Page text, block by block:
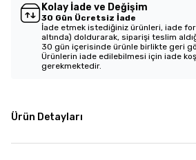
Kolay İade ve Değişim
30 Gün Ücretsiz İade
İade etmek istediğiniz ürünleri, iade
altında) doldurarak, siparişi teslim
30 gün içerisinde ürünle birlikte geri
Ürünlerin iade edilebilmesi için iade
gerekmektedir.
Ürün Detayları